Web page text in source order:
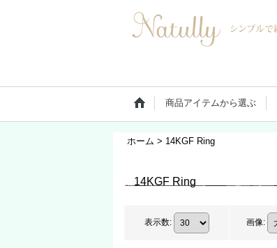
商品アイテムから選ぶ
ホーム > 14KGF Ring
14KGF Ring
表示数: 画像: